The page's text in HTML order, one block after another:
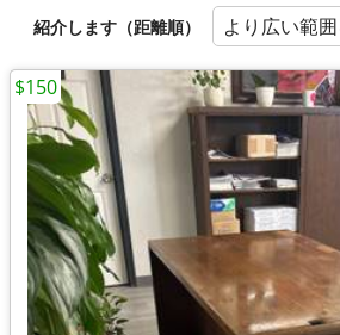
紹介します（距離順）
より広い範
$150